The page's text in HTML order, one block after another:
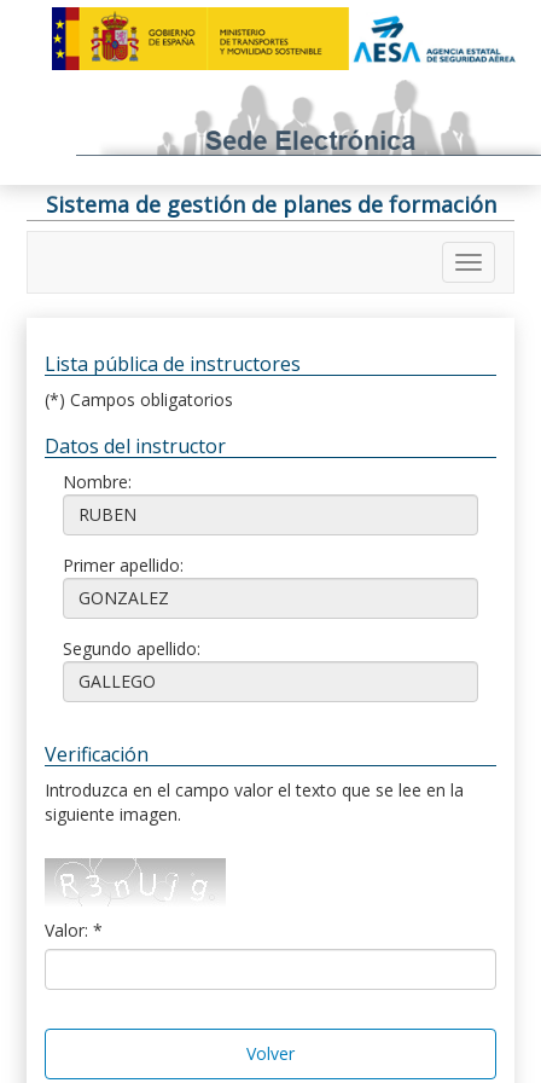
Sistema de gestión de planes de formación
Lista pública de instructores
(*) Campos obligatorios
Datos del instructor
Nombre:
Primer apellido:
Segundo apellido:
Verificación
Introduzca en el campo valor el texto que se lee en la
siguiente imagen.
Valor: *
Volver